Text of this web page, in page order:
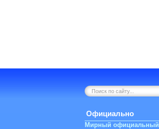
Официально
Мирный официальный